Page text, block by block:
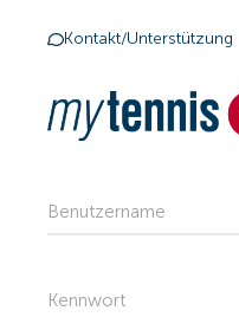
Kontakt/Unterstützung
Benutzername
Kennwort